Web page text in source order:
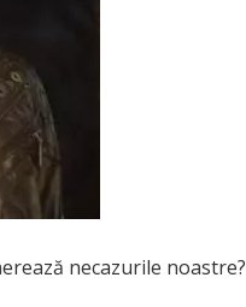
necazurile noastre?